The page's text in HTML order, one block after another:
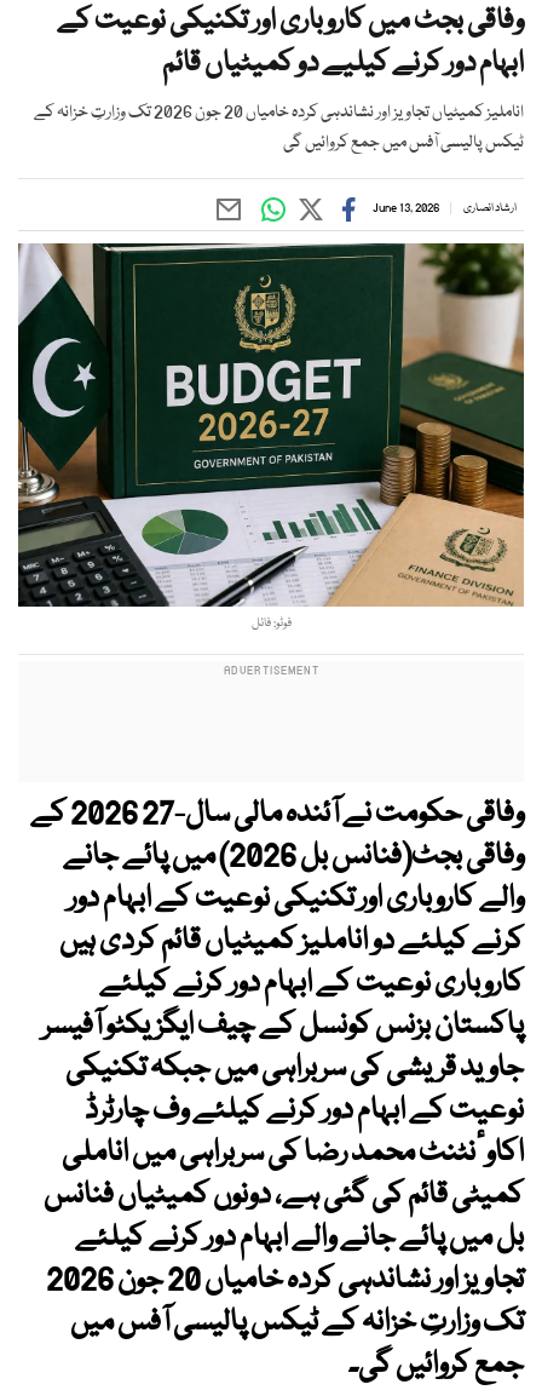
وفاقی بجٹ میں کاروباری اور تکنیکی نوعیت کے
ابہام دور کرنے کیلیے دو کمیٹیاں قائم
اناملیز کمیٹیاں تجاویز اور نشاندہی کردہ خامیاں 20 جون 2026 تک وزارتِ خزانہ کے
ٹیکس پالیسی آفس میں جمع کروائیں گی
ارشاد انصاری June 13, 2026
فوٹو: فائل
وفاقی حکومت نے آئندہ مالی سال-27 2026 کے
وفاقی بجٹ(فنانس بل 2026) میں پائے جانے
والے کاروباری اور تکنیکی نوعیت کے ابہام دور
کرنے کیلئے دو اناملیز کمیٹیاں قائم کردی ہیں
کاروباری نوعیت کے ابہام دور کرنے کیلئے
پاکستان بزنس کونسل کے چیف ایگزیکٹو آفیسر
جاوید قریشی کی سربراہی میں جبکہ تکنیکی
نوعیت کے ابہام دور کرنے کیلئے وف چارٹرڈ
اکاوٴنٹنٹ محمد رضا کی سربراہی میں اناملی
کمیٹی قائم کی گئی ہے، دونوں کمیٹیاں فنانس
بل میں پائے جانے والے ابہام دور کرنے کیلئے
تجاویز اور نشاندہی کردہ خامیاں 20 جون 2026
تک وزارتِ خزانہ کے ٹیکس پالیسی آفس میں
جمع کروائیں گی۔